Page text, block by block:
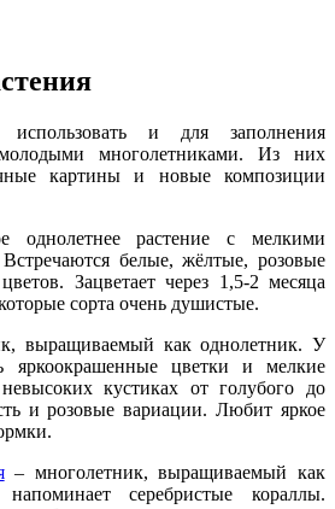
и для заполнения
многолетниками. Из них
картины и новые композиции
однолетнее растение с мелкими
белые, жёлтые, розовые
Зацветает через 1,5-2 месяца
сорта очень душистые.
выращиваемый как однолетник. У
яркоокрашенные цветки и мелкие
кустиках от голубого до
и розовые вариации. Любит яркое
– многолетник, выращиваемый как
серебристые кораллы.